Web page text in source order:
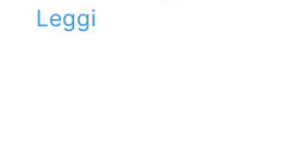
Leggi